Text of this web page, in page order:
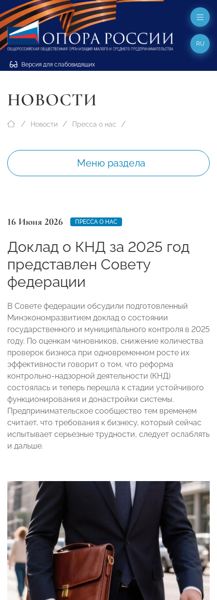
Версия для слабовидящих
RU
НОВОСТИ
Новости Пресса о нас
Меню раздела
16 Июня 2026 ПРЕССА О НАС
Доклад о КНД за 2025 год
представлен Совету
федерации
В Совете федерации обсудили подготовленный
Минэкономразвитием доклад о состоянии
государственного и муниципального контроля в 2025
году. По оценкам чиновников, снижение количества
проверок бизнеса при одновременном росте их
эффективности говорит о том, что реформа
контрольно-надзорной деятельности (КНД)
состоялась и теперь перешла к стадии устойчивого
функционирования и донастройки системы.
Предпринимательское сообщество тем временем
считает, что требования к бизнесу, который сейчас
испытывает серьезные трудности, следует ослаблять
и дальше.